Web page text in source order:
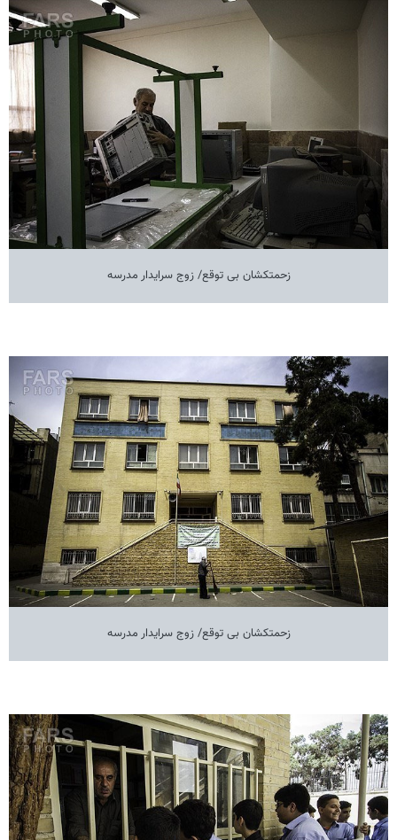
زحمتکشان بی توقع/ زوج سرایدار مدرسه
زحمتکشان بی توقع/ زوج سرایدار مدرسه